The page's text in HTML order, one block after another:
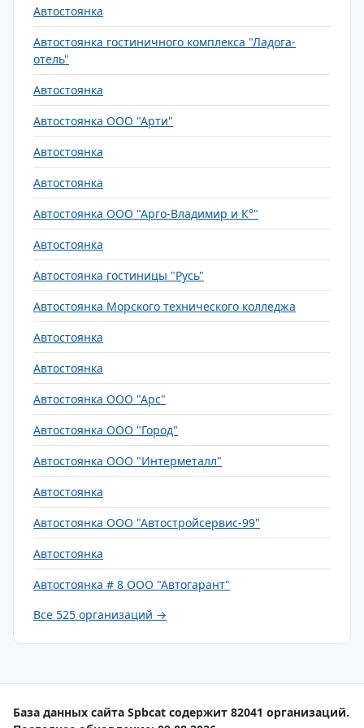
Автостоянка
Автостоянка гостиничного комплекса "Ладога-
отель"
Автостоянка
Автостоянка ООО "Арти"
Автостоянка
Автостоянка
Автостоянка ООО "Арго-Владимир и К°"
Автостоянка
Автостоянка гостиницы "Русь"
Автостоянка Морского технического колледжа
Автостоянка
Автостоянка
Автостоянка ООО "Арс"
Автостоянка ООО "Город"
Автостоянка ООО "Интерметалл"
Автостоянка
Автостоянка ООО "Автостройсервис-99"
Автостоянка
Автостоянка # 8 ООО "Автогарант"
Все 525 организаций →
База данных сайта Spbcat содержит 82041 организаций.